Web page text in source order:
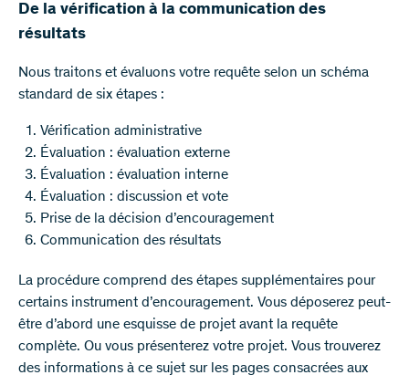
De la vérification à la communication des
résultats
Nous traitons et évaluons votre requête selon un schéma
standard de six étapes :
Vérification administrative
Évaluation : évaluation externe
Évaluation : évaluation interne
Évaluation : discussion et vote
Prise de la décision d’encouragement
Communication des résultats
La procédure comprend des étapes supplémentaires pour
certains instrument d’encouragement. Vous déposerez peut-
être d’abord une esquisse de projet avant la requête
complète. Ou vous présenterez votre projet. Vous trouverez
des informations à ce sujet sur les pages consacrées aux